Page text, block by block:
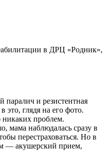
в ДРЦ «Родник»,
паралич и резистентная
глядя на его фото.
никаких проблем.
мама наблюдалась сразу в
перестраховаться. Но в
— акушерский прием,